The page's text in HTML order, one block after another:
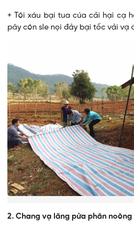
+ Tói xáu bại tua cúa cải hại cạ
pây cón sle nọi đảy bại tốc vải vạ
2. Chang vạ lăng pửa phân noòng